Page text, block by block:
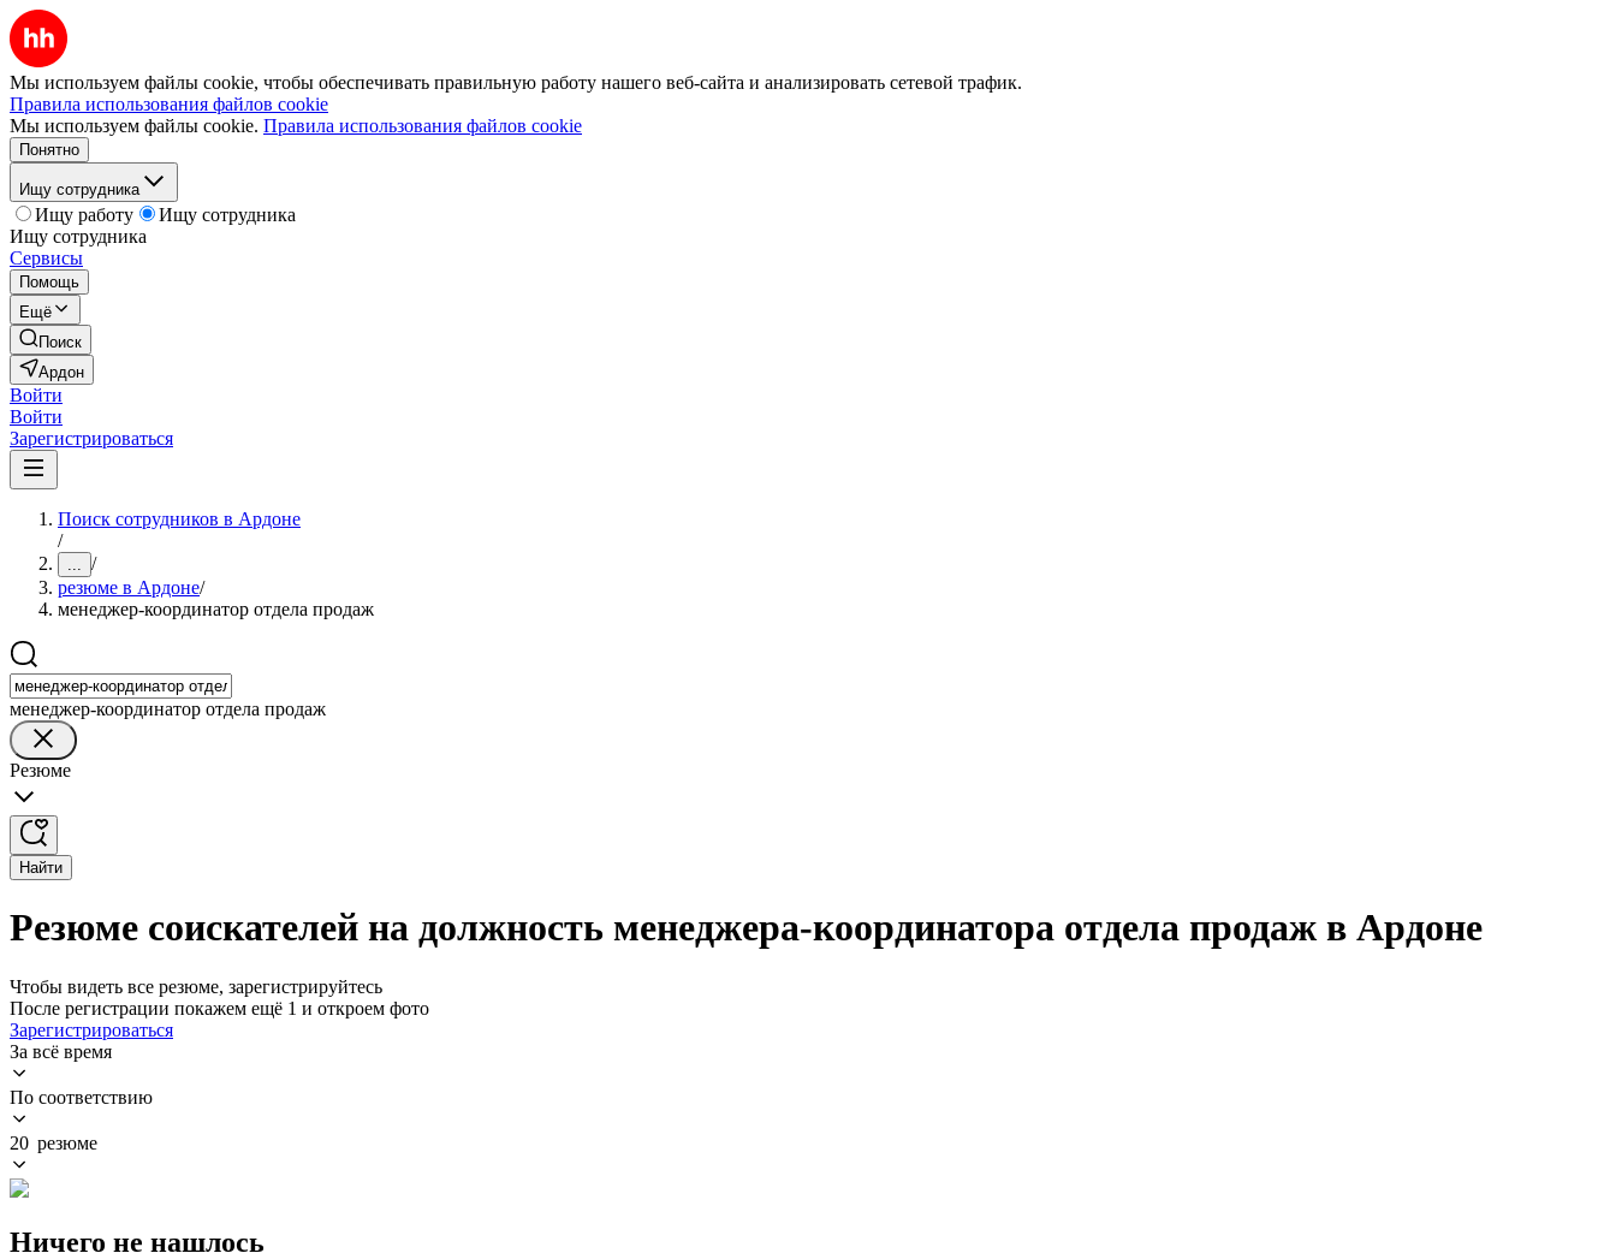
Мы используем файлы cookie, чтобы обеспечивать правильную работу нашего веб-сайта и анализировать сетевой трафик.
Правила использования файлов cookie
Мы используем файлы cookie. Правила использования файлов cookie
Понятно
Ищу сотрудника
Ищу работу
Ищу сотрудника
Ищу сотрудника
Сервисы
Помощь
Ещё
Поиск
Ардон
Войти
Войти
Зарегистрироваться
Поиск сотрудников в Ардоне
/
... /
резюме в Ардоне/
менеджер-координатор отдела продаж
менеджер-координатор отдела продаж
Резюме
Найти
Резюме соискателей на должность менеджера-координатора отдела продаж в Ардоне
Чтобы видеть все резюме, зарегистрируйтесь
После регистрации покажем ещё 1 и откроем фото
Зарегистрироваться
За всё время
По соответствию
20 резюме
Ничего не нашлось